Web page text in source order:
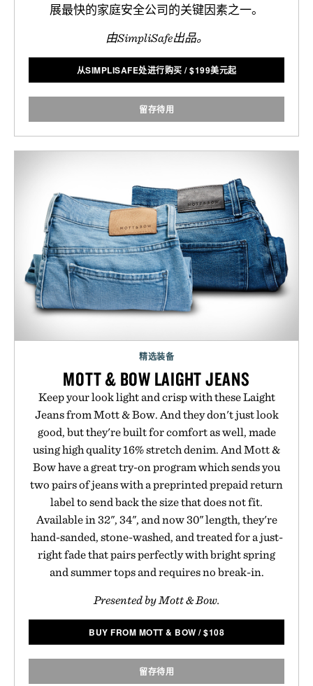
展最快的家庭安全公司的关键因素之一。
由SimpliSafe出品。
从SIMPLISAFE处进行购买 /$199美元起
留存待用
精选装备
MOTT & BOW LAIGHT JEANS
Keep your look light and crisp with these Laight
Jeans from Mott & Bow. And they don't just look
good, but they're built for comfort as well, made
using high quality 16% stretch denim. And Mott &
Bow have a great try-on program which sends you
two pairs of jeans with a preprinted prepaid return
label to send back the size that does not fit.
Available in 32", 34", and now 30" length, they're
hand-sanded, stone-washed, and treated for a just-
right fade that pairs perfectly with bright spring
and summer tops and requires no break-in.
Presented by Mott & Bow.
BUY FROM MOTT & BOW /$108
留存待用